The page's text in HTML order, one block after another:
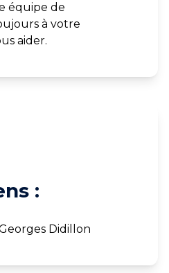
équipe de
à votre
aider.
:
Didillon